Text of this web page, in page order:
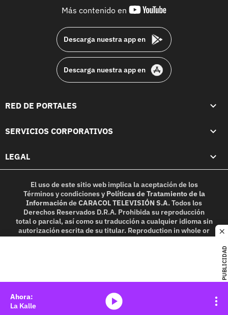
PUBLICIDAD
Más contenido en
youtube-
Descarga nuestra app en
Descarga nuestra app en
RED DE PORTALES
SERVICIOS CORPORATIVOS
LEGAL
El uso de este sitio web implica la aceptación de los
Términos y condicionesy Políticas de Tratamiento de la
InformacióndeCARACOL TELEVISIÓN S.A.Todos los
Derechos Reservados D.R.A. Prohibida su reproducción
total o parcial, así como su traducción a cualquier idioma sin
autorización escrita de su titular. Reproduction in whole or
La Kalle